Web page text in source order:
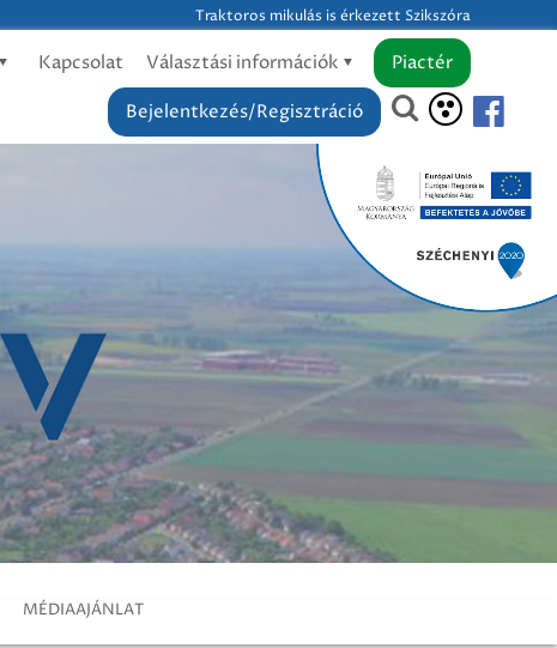
Traktoros mikulás is érkezett Szikszóra
Kapcsolat Választási információk
Piactér
Bejelentkezés/Regisztráció
MÉDIAAJÁNLAT